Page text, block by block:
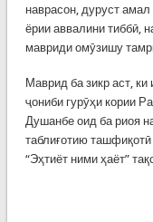
наврасон, дуруст
ёрии аввалини тиббӣ,
мавриди омӯзишу
Маврид ба зикр аст, ки
ҷониби гурӯҳи кории
Душанбе оид ба риоя
таблиғотию ташфиқотӣ
“Эҳтиёт ними ҳаёт”